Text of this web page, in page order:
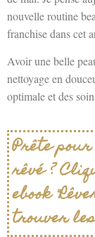
nouvelle routine
franchise dans cet
Avoir une belle
nettoyage en
optimale et des
Prête
rêvé ?
ebook
trouver